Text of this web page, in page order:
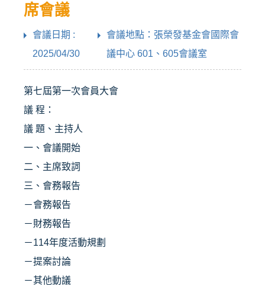
席會議
會議日期 :
2025/04/30
會議地點：張榮發基金會國際會
議中心 601、605會議室
第七屆第一次會員大會
議 程：
議 題、主持人
一、會議開始
二、主席致詞
三、會務報告
－會務報告
－財務報告
－114年度活動規劃
－提案討論
－其他動議